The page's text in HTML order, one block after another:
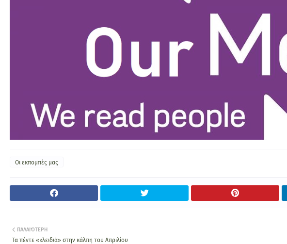
Οι εκπομπές μας
ΠΑΛΑΙΌΤΕΡΗ
Τα πέντε «κλειδιά» στην κάλπη του Απριλίου